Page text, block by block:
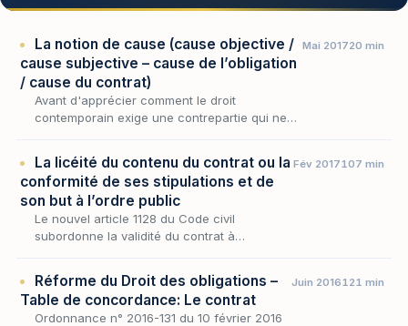
La notion de cause (cause objective /
cause subjective – cause de l’obligation
/ cause du contrat)
Avant d'apprécier comment le droit
contemporain exige une contrepartie qui ne
cette exige…
Mai 201720 min
La licéité du contenu du contrat ou la
conformité de ses stipulations et de
son but à l’ordre public
Le nouvel article 1128 du Code civil
subordonne la validité du contrat à
Fév 2017107 min
Réforme du Droit des obligations –
Table de concordance: Le contrat
Ordonnance n° 2016-131 du 10 février 2016
Juin 2016121 min